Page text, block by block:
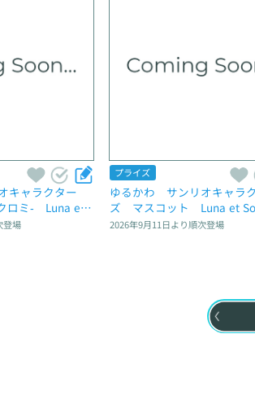
キャラクター
ロミ‐　Luna et
登場
プライズ
ゆるかわ　サンリオキャラ
ズ　マスコット　Luna et
2026年9月11日より順次登場